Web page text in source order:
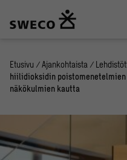
Etusivu / Ajankohtaista /
hiilidioksidin
näkökulmien kautta